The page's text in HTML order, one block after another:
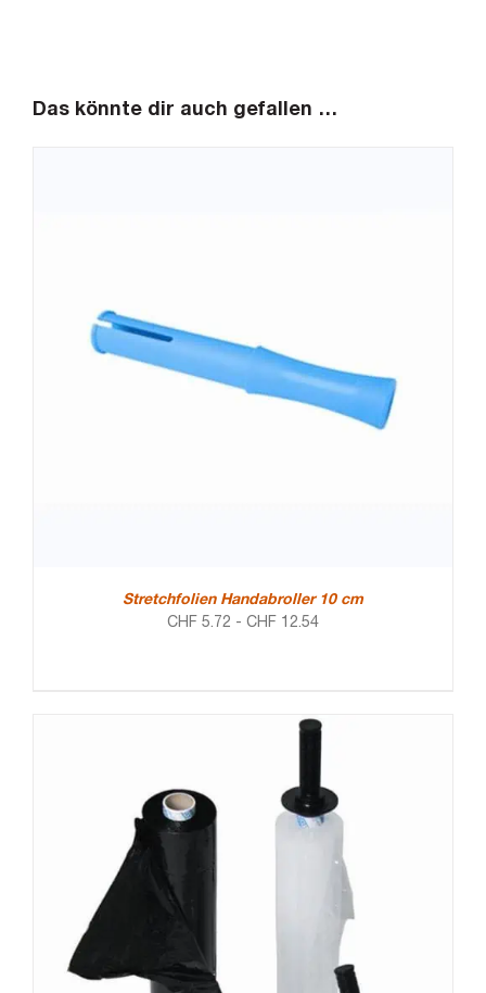
Das könnte dir auch gefallen …
Stretchfolien Handabroller 10 cm
CHF 5.72 - CHF 12.54